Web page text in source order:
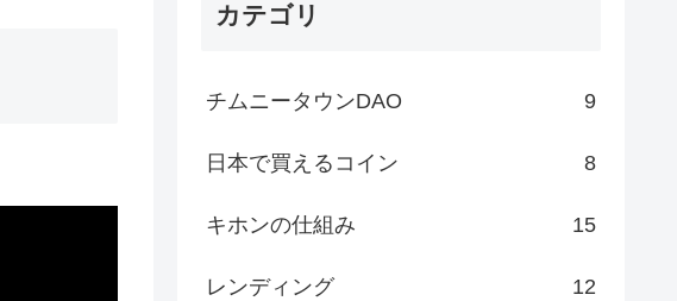
カテゴリ
チムニータウンDAO 9
日本で買えるコイン 8
キホンの仕組み 15
レンディング 12